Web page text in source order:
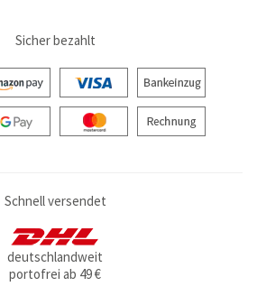
Sicher bezahlt
Schnell versendet
deutschlandweit
portofrei ab 49 €